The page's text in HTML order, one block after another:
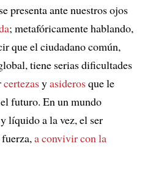
presenta ante nuestros ojos
; metafóricamente hablando,
que el ciudadano común,
tiene serias dificultades
certezasyasiderosque le
futuro. En un mundo
líquido a la vez, el ser
a convivir con la